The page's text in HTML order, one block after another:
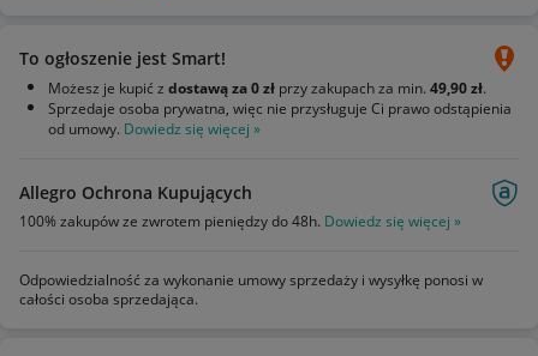
To ogłoszenie jest Smart!
Możesz je kupić z dostawą za 0 zł przy zakupach za min. 49,90 zł.
Sprzedaje osoba prywatna, więc nie przysługuje Ci prawo odstąpienia
od umowy. Dowiedz się więcej »
Allegro Ochrona Kupujących
100% zakupów ze zwrotem pieniędzy do 48h. Dowiedz się więcej »
Odpowiedzialność za wykonanie umowy sprzedaży i wysyłkę ponosi w
całości osoba sprzedająca.